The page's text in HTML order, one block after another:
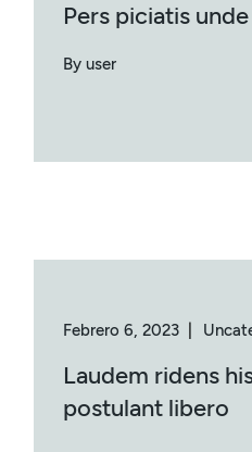
Pers piciatis unde
By user
Febrero 6, 2023
Laudem ridens
postulant libero